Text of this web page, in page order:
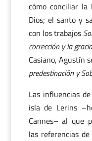
cómo conciliar
Dios; el santo y
con los trabajos
corrección y la
Casiano, Agustín
predestinación y
Las influencias
isla de Lerins
Cannes– al que
las referencias